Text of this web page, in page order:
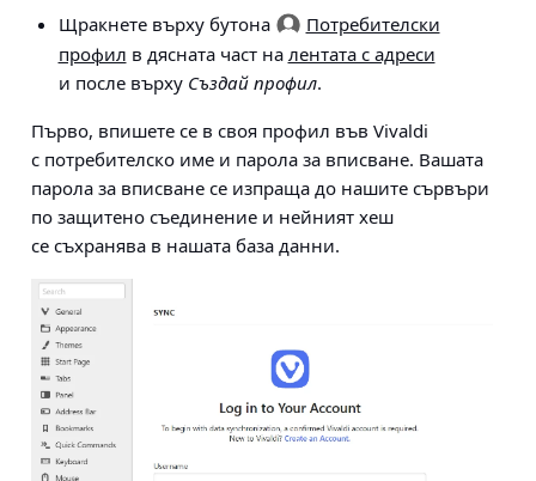
Щракнете върху бутона
Потребителски
профил в дясната част на лентата с адреси
и после върху Създай профил.
Първо, впишете се в своя профил във Vivaldi
с потребителско име и парола за вписване. Вашата
парола за вписване се изпраща до нашите сървъри
по защитено съединение и нейният хеш
се съхранява в нашата база данни.